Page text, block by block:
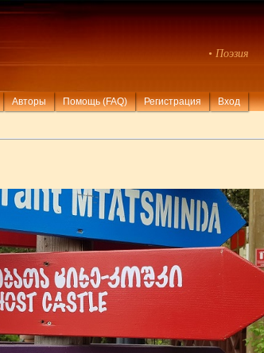
• Поэзия
Авторы Помощь (FAQ) Регистрация Вход